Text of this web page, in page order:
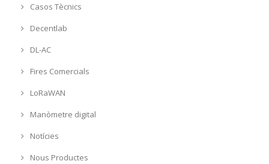
Casos Tècnics
Decentlab
DL-AC
Fires Comercials
LoRaWAN
Manòmetre digital
Notícies
Nous Productes